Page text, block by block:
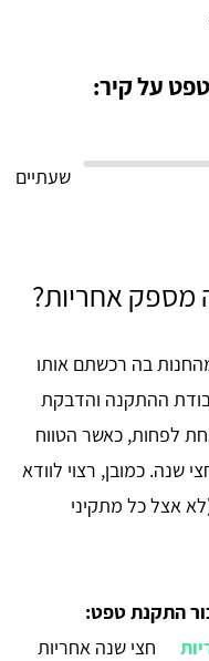
על קיר:
שעתיים
מספק אחריות?
בה רכשתם אותו
ההתקנה והדבקת
לפחות, כאשר הטווח
שנה. כמובן, רצוי לוודא
אצל כל מתקיני
התקנת טפט:
חצי שנה אחריות